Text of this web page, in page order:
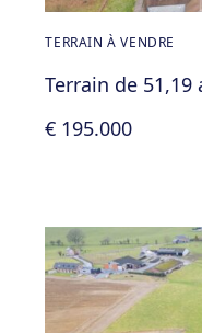
TERRAIN À VENDRE
Terrain de 51,19
€ 195.000